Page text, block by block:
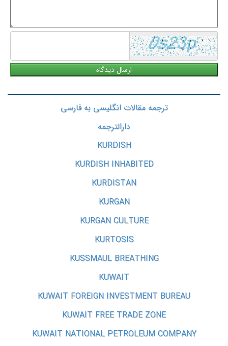
ترجمه مقالات انگلیسی به فارسی
دارالترجمه
KURDISH
KURDISH INHABITED
KURDISTAN
KURGAN
KURGAN CULTURE
KURTOSIS
KUSSMAUL BREATHING
KUWAIT
KUWAIT FOREIGN INVESTMENT BUREAU
KUWAIT FREE TRADE ZONE
KUWAIT NATIONAL PETROLEUM COMPANY